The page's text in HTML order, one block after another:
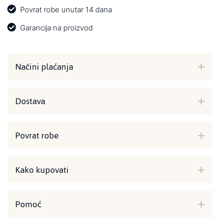
Povrat robe unutar 14 dana
Garancija na proizvod
Načini plaćanja
Dostava
Povrat robe
Kako kupovati
Pomoć